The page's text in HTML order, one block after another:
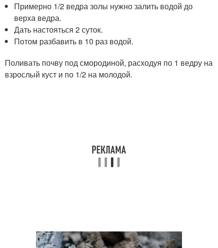
Примерно 1/2 ведра золы нужно залить водой до
верха ведра.
Дать настояться 2 суток.
Потом разбавить в 10 раз водой.
Поливать почву под смородиной, расходуя по 1 ведру на
взрослый куст и по 1/2 на молодой.